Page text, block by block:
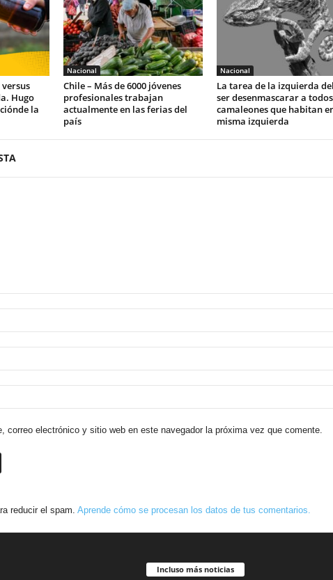
Hugo
la
Nacional
Chile – Más de 6000 jóvenes
profesionales trabajan
actualmente en las ferias del
país
Nacional
La tarea de la izquierda
ser desenmascarar a
camaleones que habitan
misma izquierda
correo electrónico y sitio web en este navegador la próxima vez que comente.
reducir el spam. Aprende cómo se procesan los datos de tus comentarios.
Incluso más noticias